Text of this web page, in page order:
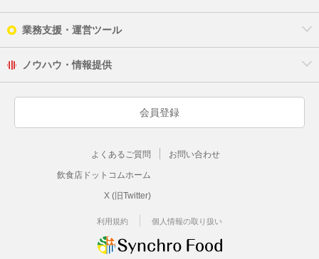
業務支援・運営ツール
ノウハウ・情報提供
会員登録
よくあるご質問 お問い合わせ
飲食店ドットコムホーム
X (旧Twitter)
利用規約 個人情報の取り扱い